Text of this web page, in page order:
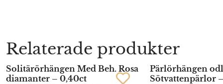
Relaterade produkter
Solitärörhängen Med Beh. Rosa
diamanter – 0,40ct
Pärlörhängen
Sötvattenpärlor